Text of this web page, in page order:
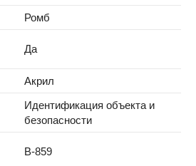
Ромб
Да
Акрил
Идентификация объекта и
безопасности
B-859